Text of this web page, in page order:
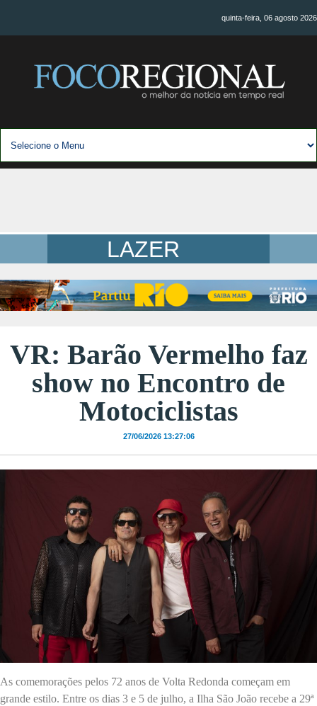
quinta-feira, 06 agosto 2026
LAZER
VR: Barão Vermelho faz
show no Encontro de
Motociclistas
27/06/2026 13:27:06
As comemorações pelos 72 anos de Volta Redonda começam em
grande estilo. Entre os dias 3 e 5 de julho, a Ilha São João recebe a 29ª